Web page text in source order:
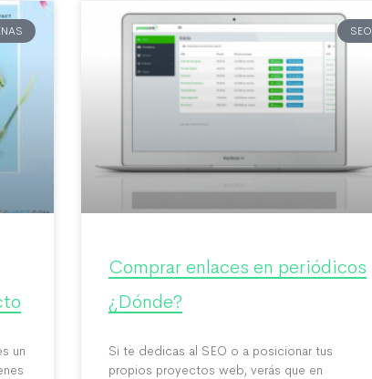
un
SEO
Comprar enlaces en periódicos
¿Dónde?
Si te dedicas al SEO o a posicionar tus
propios proyectos web, verás que en